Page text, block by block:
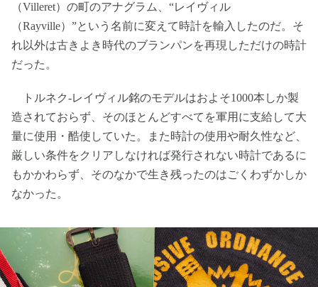
（Villeret）の町のアナグラム、“レイヴィル
（Rayville）”という名前に変えて時計を輸入したのだ。そ
れ以外は古きよき時代のブランパンを再現しただけの時計
だった。
トルネク-レイヴィル銘のモデルはおよそ1000本しか製
造されておらず、そのほとんどすべてを軍用に支給して大
量に使用・酷使していた。また時計の使用や耐久性など、
厳しい条件をクリアしなければ発行されない時計であるに
もかかわらず、そのなかで生き残ったのはごくわずかしか
なかった。